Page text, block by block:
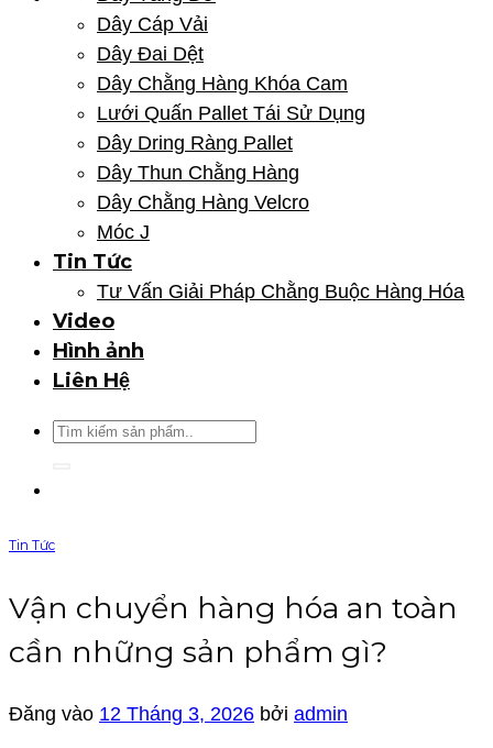
Dây Cáp Vải
Dây Đai Dệt
Dây Chằng Hàng Khóa Cam
Lưới Quấn Pallet Tái Sử Dụng
Dây Dring Ràng Pallet
Dây Thun Chằng Hàng
Dây Chằng Hàng Velcro
Móc J
Tin Tức
Tư Vấn Giải Pháp Chằng Buộc Hàng Hóa
Video
Hình ảnh
Liên Hệ
Tìm
Tin Tức
Vận chuyển hàng hóa an toàn
cần những sản phẩm gì?
Đăng vào 12 Tháng 3, 2026 bởi admin